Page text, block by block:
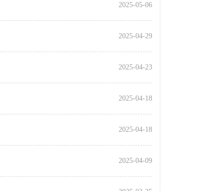
2025-05-06
2025-04-29
2025-04-23
2025-04-18
2025-04-18
2025-04-09